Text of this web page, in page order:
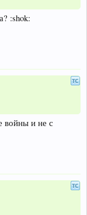
:shok:
войны и не с